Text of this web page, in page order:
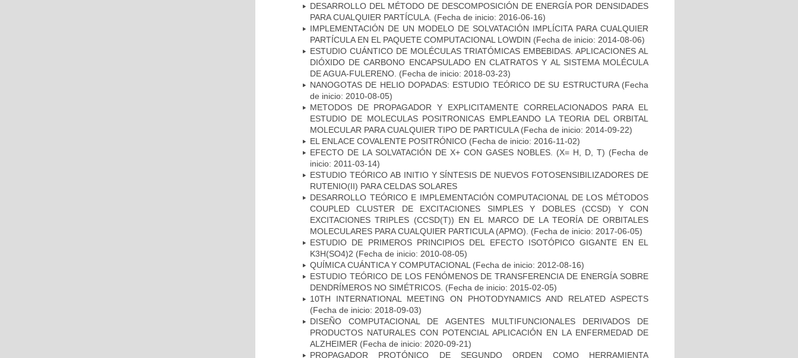
DESARROLLO DEL MÉTODO DE DESCOMPOSICIÓN DE ENERGÍA POR DENSIDADES
PARA CUALQUIER PARTÍCULA. (Fecha de inicio: 2016-06-16)
IMPLEMENTACIÓN DE UN MODELO DE SOLVATACIÓN IMPLÍCITA PARA CUALQUIER
PARTÍCULA EN EL PAQUETE COMPUTACIONAL LOWDIN (Fecha de inicio: 2014-08-06)
ESTUDIO CUÁNTICO DE MOLÉCULAS TRIATÓMICAS EMBEBIDAS. APLICACIONES AL
DIÓXIDO DE CARBONO ENCAPSULADO EN CLATRATOS Y AL SISTEMA MOLÉCULA
DE AGUA-FULERENO. (Fecha de inicio: 2018-03-23)
NANOGOTAS DE HELIO DOPADAS: ESTUDIO TEÓRICO DE SU ESTRUCTURA(Fecha
de inicio: 2010-08-05)
METODOS DE PROPAGADOR Y EXPLICITAMENTE CORRELACIONADOS PARA EL
ESTUDIO DE MOLECULAS POSITRONICAS EMPLEANDO LA TEORIA DEL ORBITAL
MOLECULAR PARA CUALQUIER TIPO DE PARTICULA(Fecha de inicio: 2014-09-22)
EL ENLACE COVALENTE POSITRÓNICO (Fecha de inicio: 2016-11-02)
EFECTO DE LA SOLVATACIÓN DE X+ CON GASES NOBLES. (X= H, D, T) (Fecha de
inicio: 2011-03-14)
ESTUDIO TEÓRICO AB INITIO Y SÍNTESIS DE NUEVOS FOTOSENSIBILIZADORES DE
RUTENIO(II) PARA CELDAS SOLARES
DESARROLLO TEÓRICO E IMPLEMENTACIÓN COMPUTACIONAL DE LOS MÉTODOS
COUPLED CLUSTER DE EXCITACIONES SIMPLES Y DOBLES (CCSD) Y CON
EXCITACIONES TRIPLES (CCSD(T)) EN EL MARCO DE LA TEORÍA DE ORBITALES
MOLECULARES PARA CUALQUIER PARTICULA (APMO).
(Fecha de inicio: 2017-06-05)
ESTUDIO DE PRIMEROS PRINCIPIOS DEL EFECTO ISOTÓPICO GIGANTE EN EL
K3H(SO4)2 (Fecha de inicio: 2010-08-05)
QUÍMICA CUÁNTICA Y COMPUTACIONAL (Fecha de inicio: 2012-08-16)
ESTUDIO TEÓRICO DE LOS FENÓMENOS DE TRANSFERENCIA DE ENERGÍA SOBRE
DENDRÍMEROS NO SIMÉTRICOS. (Fecha de inicio: 2015-02-05)
10TH INTERNATIONAL MEETING ON PHOTODYNAMICS AND RELATED ASPECTS
(Fecha de inicio: 2018-09-03)
DISEÑO COMPUTACIONAL DE AGENTES MULTIFUNCIONALES DERIVADOS DE
PRODUCTOS NATURALES CON POTENCIAL APLICACIÓN EN LA ENFERMEDAD DE
ALZHEIMER (Fecha de inicio: 2020-09-21)
PROPAGADOR PROTÓNICO DE SEGUNDO ORDEN COMO HERRAMIENTA